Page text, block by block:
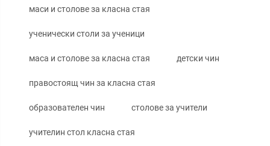
маси и столове за класна стая
ученически столи за ученици
маса и столове за класна стая детски чин
правостоящ чин за класна стая
образователен чин столове за учители
учителин стол класна стая